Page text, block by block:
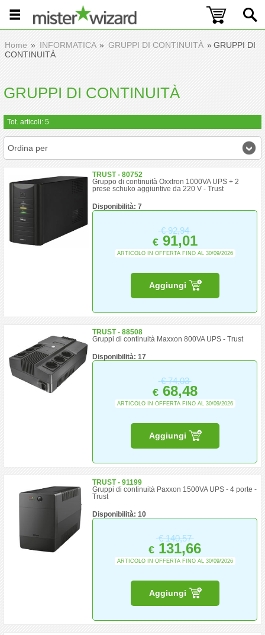
Home INFORMATICA GRUPPI DI CONTINUITÀ
GRUPPI DI
CONTINUITÀ
GRUPPI DI CONTINUITÀ
Tot. articoli: 5
Ordina per
TRUST - 80752
Gruppo di continuità Oxxtron 1000VA UPS + 2
prese schuko aggiuntive da 220 V - Trust
Disponibilità: 7
€92,94
€91,01
ARTICOLO IN OFFERTA FINO AL 30/09/2026
Aggiungi
TRUST - 88508
Gruppi di continuità Maxxon 800VA UPS - Trust
Disponibilità: 17
€74,03
€68,48
ARTICOLO IN OFFERTA FINO AL 30/09/2026
Aggiungi
TRUST - 91199
Gruppi di continuità Paxxon 1500VA UPS - 4 porte -
Trust
Disponibilità: 10
€140,57
€ 131,66
ARTICOLO IN OFFERTA FINO AL 30/09/2026
Aggiungi